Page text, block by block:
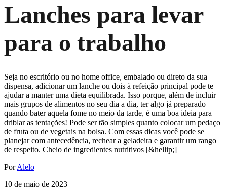
Lanches para levar
para o trabalho
Seja no escritório ou no home office, embalado ou direto da sua
dispensa, adicionar um lanche ou dois à refeição principal pode te
ajudar a manter uma dieta equilibrada. Isso porque, além de incluir
mais grupos de alimentos no seu dia a dia, ter algo já preparado
quando bater aquela fome no meio da tarde, é uma boa ideia para
driblar as tentações! Pode ser tão simples quanto colocar um pedaço
de fruta ou de vegetais na bolsa. Com essas dicas você pode se
planejar com antecedência, rechear a geladeira e garantir um rango
de respeito. Cheio de ingredientes nutritivos [&hellip;]
PorAlelo
10 de maio de 2023